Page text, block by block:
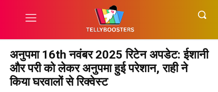
अनुपमा 16th नवंबर 2025 रिटेन अपडेट: ईशानी
और परी को लेकर अनुपमा हुई परेशान, राही ने
किया घरवालों से रिक्वेस्ट